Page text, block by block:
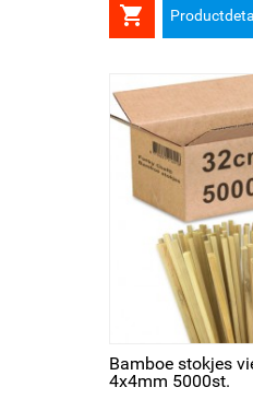

Bamboe stokjes
4x4mm 5000st.